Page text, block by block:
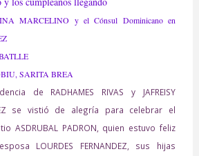
MARCELINO y el Cónsul Dominicano en
SARITA BREA
de RADHAMES RIVAS y JAFREISY
se vistió de alegría para celebrar el
ASDRUBAL PADRON, quien estuvo feliz
LOURDES FERNANDEZ, sus hijas